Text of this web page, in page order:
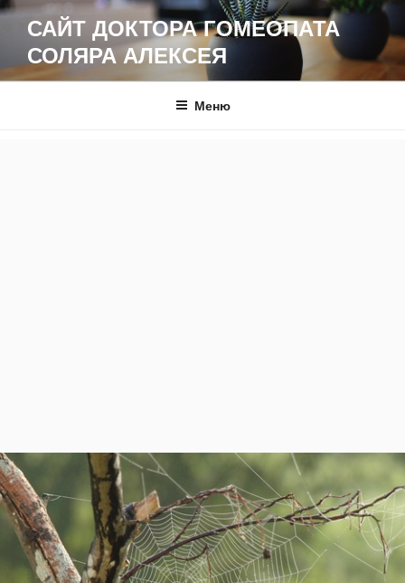
Перейти
содержимому
САЙТ ДОКТОРА ГОМЕОПАТА
СОЛЯРА АЛЕКСЕЯ
Меню